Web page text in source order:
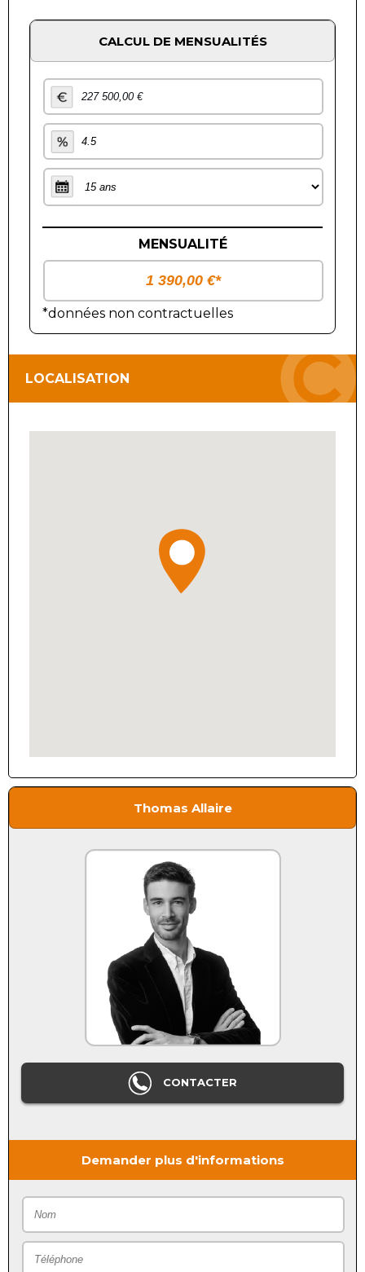
CALCUL DE MENSUALITÉS
MENSUALITÉ
*données non contractuelles
LOCALISATION
Thomas Allaire
CONTACTER
Demander plus d'informations